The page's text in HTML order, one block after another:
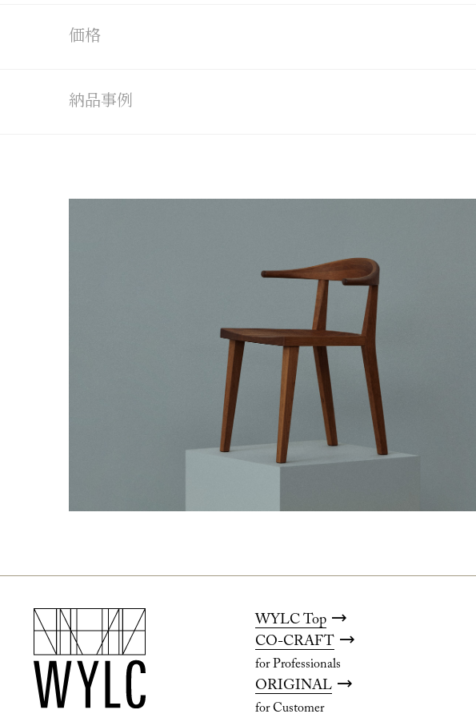
価格
納品事例
WYLC Top
CO-CRAFT
for Professionals
ORIGINAL
for Customer